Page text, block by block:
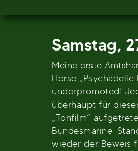
Samstag,
Meine erste
Horse
underpromoted!
überhaupt für
„Tonfilm“
Bundesmarine-
wieder der Beweis